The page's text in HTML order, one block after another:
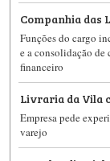
Companhia das
Funções do cargo
e a consolidação de
financeiro
Livraria da Vila
Empresa pede
varejo